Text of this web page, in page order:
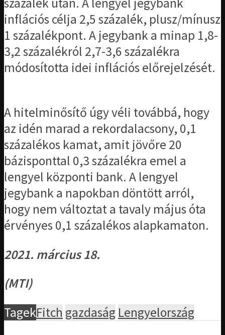
inflációs célja 2,5 százalék, plusz/mínusz
1 százalékpont. A jegybank a minap 1,8-
3,2 százalékról 2,7-3,6 százalékra
módosította idei inflációs előrejelzését.
A hitelminősítő úgy véli továbbá, hogy
az idén marad a rekordalacsony, 0,1
százalékos kamat, amit jövőre 20
bázisponttal 0,3 százalékra emel a
lengyel központi bank. A lengyel
jegybank a napokban döntött arról,
hogy nem változtat a tavaly május óta
érvényes 0,1 százalékos alapkamaton.
2021. március 18.
(MTI)
TagekFitch gazdaság Lengyelország